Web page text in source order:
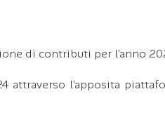
di contributi per l’anno
attraverso l’apposita